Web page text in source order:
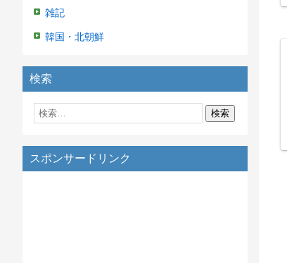
雑記
韓国・北朝鮮
検索
スポンサードリンク